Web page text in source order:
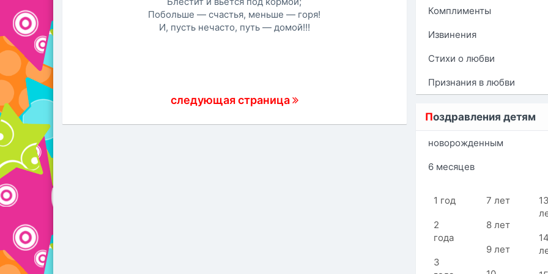
Побольше — счастья, меньше — горя!
И, пусть нечасто, путь — домой!!!
следующая страница
Комплименты
Извинения
Стихи о любви
Признания в любви
Поздравления детям
новорожденным
6 месяцев
1 год
2
года
3
7 лет
8 лет
9 лет
13
14